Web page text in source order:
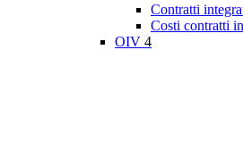
Contratti
Costi contratti
OIV 4